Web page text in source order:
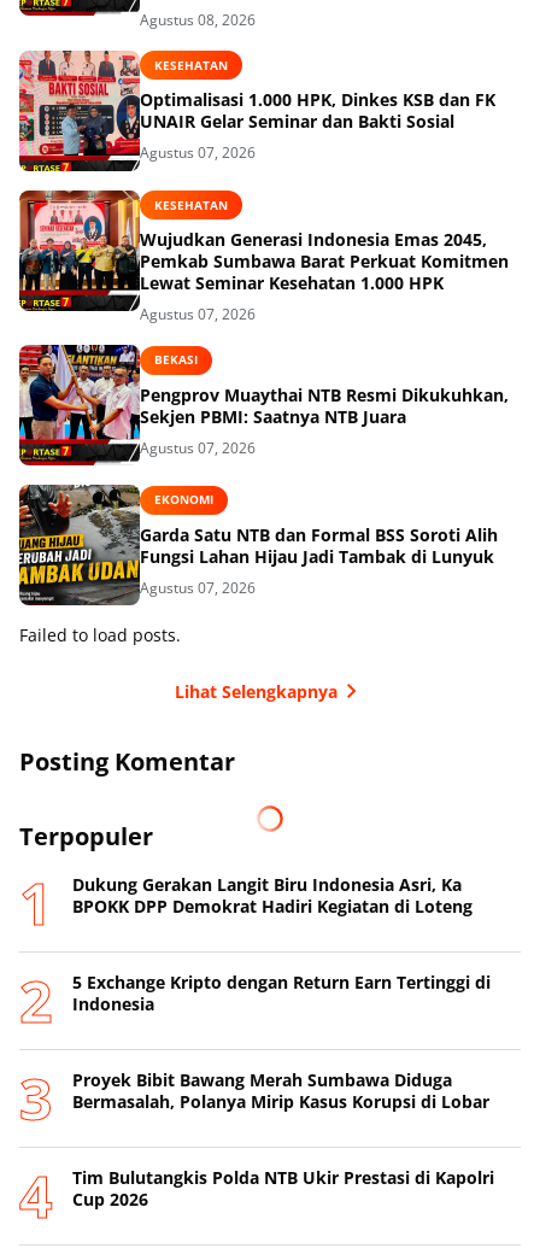
Agustus 08, 2026
KESEHATAN
Optimalisasi 1.000 HPK, Dinkes KSB dan FK
UNAIR Gelar Seminar dan Bakti Sosial
Agustus 07, 2026
KESEHATAN
Wujudkan Generasi Indonesia Emas 2045,
Pemkab Sumbawa Barat Perkuat Komitmen
Lewat Seminar Kesehatan 1.000 HPK
Agustus 07, 2026
BEKASI
Pengprov Muaythai NTB Resmi Dikukuhkan,
Sekjen PBMI: Saatnya NTB Juara
Agustus 07, 2026
EKONOMI
Garda Satu NTB dan Formal BSS Soroti Alih
Fungsi Lahan Hijau Jadi Tambak di Lunyuk
Agustus 07, 2026
Failed to load posts.
Lihat Selengkapnya
Posting Komentar
Terpopuler
Dukung Gerakan Langit Biru Indonesia Asri, Ka
BPOKK DPP Demokrat Hadiri Kegiatan di Loteng
5 Exchange Kripto dengan Return Earn Tertinggi di
Indonesia
Proyek Bibit Bawang Merah Sumbawa Diduga
Bermasalah, Polanya Mirip Kasus Korupsi di Lobar
Tim Bulutangkis Polda NTB Ukir Prestasi di Kapolri
Cup 2026